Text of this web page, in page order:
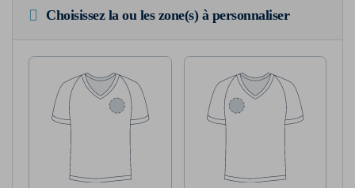
Choisissez la ou les zone(s) à personnaliser